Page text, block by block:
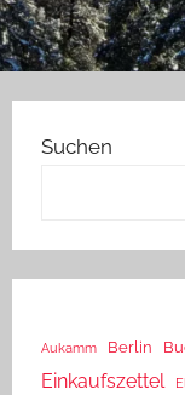
Suchen
Aukamm Berlin
Einkaufszettel